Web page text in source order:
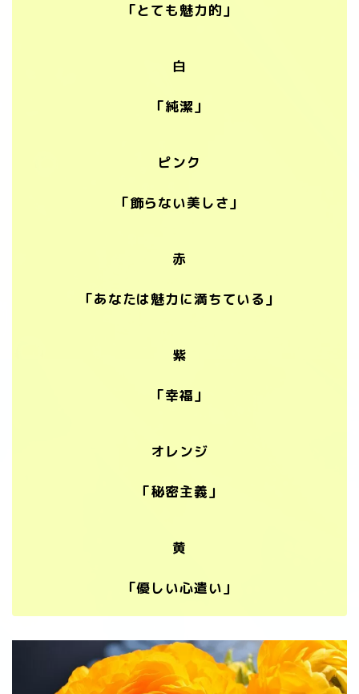
「とても魅力的」
白
「純潔」
ピンク
「飾らない美しさ」
赤
「あなたは魅力に満ちている」
紫
「幸福」
オレンジ
「秘密主義」
黄
「優しい心遣い」